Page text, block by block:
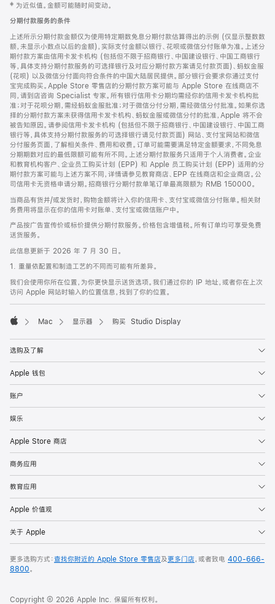
页
页
脚
注
‡ 为近似值。金额可能随时间变动。
分期付款服务的条件
上述所示分期付款金额仅为使用特定期数免息分期付款估算得出的示例 (仅显示整数数
额，未显示小数点以后的金额)，实际支付金额以银行、花呗或微信分付账单为准。上述分
期付款方案由信用卡发卡机构 (包括但不限于招商银行、中国建设银行、中国工商银行
等，具体支持分期付款服务的可选择银行及对应分期付款方案请见付款页面)、蚂蚁金服
(花呗) 以及微信分付面向符合条件的中国大陆居民提供。部分银行会要求你通过支付
宝完成购买。Apple Store 零售店的分期付款方案可能与 Apple Store 在线商店不
同，请到店咨询 Specialist 专家。所有银行信用卡分期均需经你的信用卡发卡机构批
准；对于花呗分期，需经蚂蚁金服批准；对于微信分付分期，需经微信分付批准。如果你选
择的分期付款方案未获得信用卡发卡机构、蚂蚁金服或微信分付的批准，Apple 将不会
被告知原因。请参阅信用卡发卡机构 (包括但不限于招商银行、中国建设银行、中国工商
银行等，具体支持分期付款服务的可选择银行请见付款页面) 网站、支付宝网站和微信
分付服务页面，了解相关条件、费用和收费。订单可能需要满足特定金额要求，不同免息
分期期数对应的最低限额可能有所不同。上述分期付款服务只适用于个人消费者。企业
和教育机构客户、企业员工购买计划 (EPP) 和 Apple 员工购买计划 (EPP) 适用的分
期付款方案可能与上述方案不同，详情请参见教育商店、EPP 在线商店和企业商店。公
司信用卡无资格申请分期。招商银行分期付款单笔订单最高限额为 RMB 150000。
当商品有货并/或发货时，购物金额将计入你的信用卡、支付宝或微信分付账单。相关财
务费用将显示在你的信用卡对账单、支付宝或微信账户中。
产品按广告宣传价或标价提供分期付款服务。价格包含增值税。所有订单均可享受免费
送货服务。
此信息更新于 2026 年 7 月 30 日。
1. 重量依配置和制造工艺的不同而可能有所差异。
我们会使用你所在位置，为你更快显示送货选项。我们通过你的 IP 地址，或者你在上次
访问 Apple 网站时输入的位置信息，找到了你的位置。
Mac 显示器 购买 Studio Display
选购及了解
Apple 钱包
账户
娱乐
Apple Store 商店
商务应用
教育应用
Apple 价值观
关于 Apple
更多选购方式：查找你附近的 Apple Store 零售店及更多门店，或者致电 400-666-
8800。
Copyright © 2026 Apple Inc. 保留所有权利。